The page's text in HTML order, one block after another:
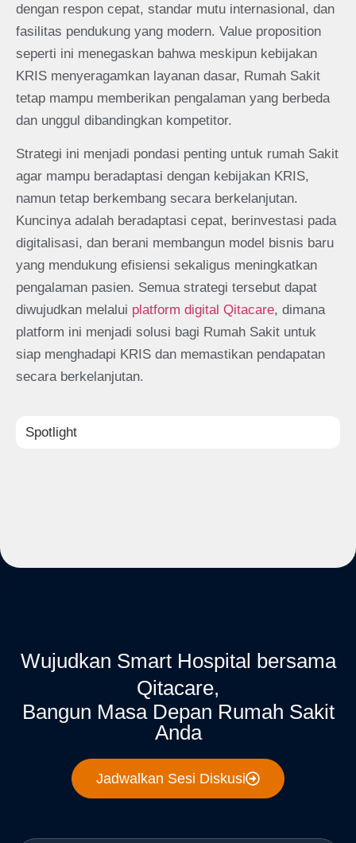
dengan respon cepat, standar mutu internasional, dan
fasilitas pendukung yang modern. Value proposition
seperti ini menegaskan bahwa meskipun kebijakan
KRIS menyeragamkan layanan dasar, Rumah Sakit
tetap mampu memberikan pengalaman yang berbeda
dan unggul dibandingkan kompetitor.
Strategi ini menjadi pondasi penting untuk rumah Sakit
agar mampu beradaptasi dengan kebijakan KRIS,
namun tetap berkembang secara berkelanjutan.
Kuncinya adalah beradaptasi cepat, berinvestasi pada
digitalisasi, dan berani membangun model bisnis baru
yang mendukung efisiensi sekaligus meningkatkan
pengalaman pasien. Semua strategi tersebut dapat
diwujudkan melalui platform digital Qitacare, dimana
platform ini menjadi solusi bagi Rumah Sakit untuk
siap menghadapi KRIS dan memastikan pendapatan
secara berkelanjutan.
Spotlight
Wujudkan Smart Hospital bersama
Qitacare,
Bangun Masa Depan Rumah Sakit
Anda
Jadwalkan Sesi Diskusi